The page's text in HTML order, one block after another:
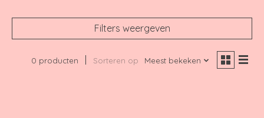
Filters weergeven
0 producten Sorteren op Meest bekeken